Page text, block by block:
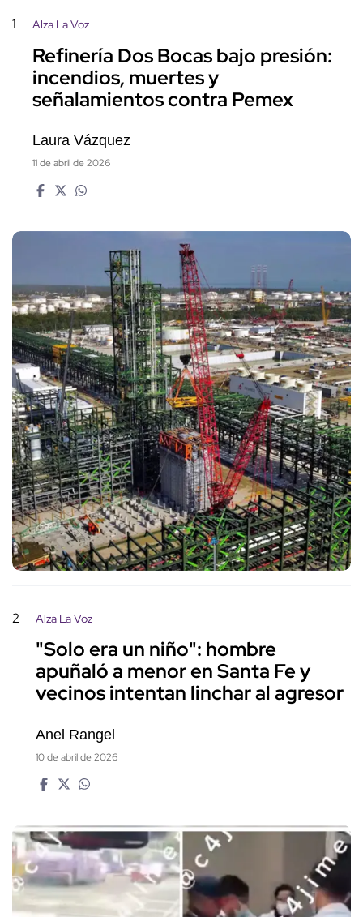
1 Alza La Voz
Refinería Dos Bocas bajo presión:
incendios, muertes y
señalamientos contra Pemex
Laura Vázquez
11 de abril de 2026
2 Alza La Voz
"Solo era un niño": hombre
apuñaló a menor en Santa Fe y
vecinos intentan linchar al agresor
Anel Rangel
10 de abril de 2026